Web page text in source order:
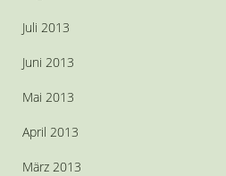
Juli 2013
Juni 2013
Mai 2013
April 2013
März 2013